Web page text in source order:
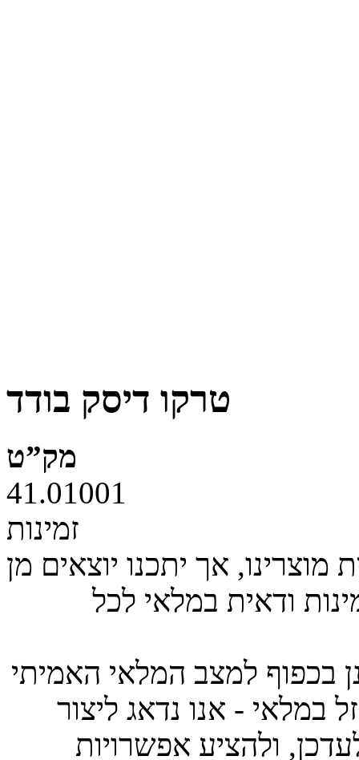
טרקו דיסק בודד
מק”ט
41.01001
זמינות
אך יתכנו יוצאים מן
ודאית במלאי לכל
בכפוף למצב המלאי האמיתי
במלאי - אנו נדאג ליצור
ולהציע אפשרויות